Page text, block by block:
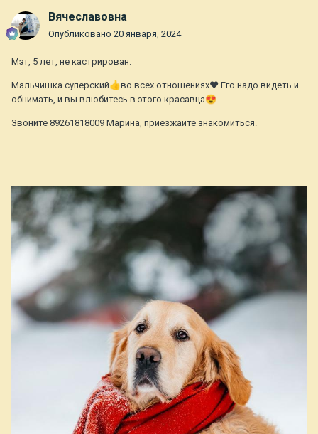
Вячеславовна
Опубликовано 20 января, 2024
Мэт, 5 лет, не кастрирован.
Мальчишка суперский👍во всех отношениях❤ Его надо видеть и
обнимать, и вы влюбитесь в этого красавца😍
Звоните 89261818009 Марина, приезжайте знакомиться.